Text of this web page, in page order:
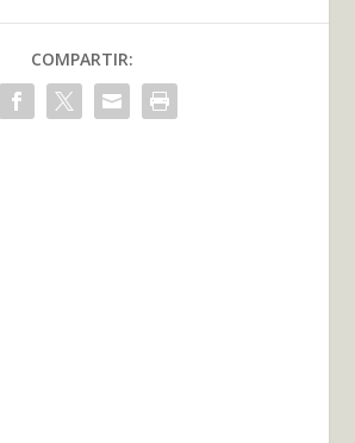
COMPARTIR: